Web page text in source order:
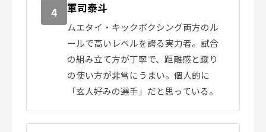
4 軍司泰斗
ムエタイ・キックボクシング両方のル
ールで高いレベルを誇る実力者。試合
の組み立て方が丁寧で、距離感と蹴り
の使い方が非常にうまい。個人的に
「玄人好みの選手」だと思っている。